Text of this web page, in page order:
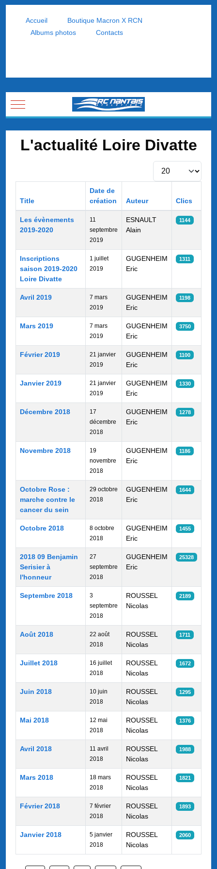
Accueil
Boutique Macron X RCN
Albums photos
Contacts
Mobile Menu Toggle
L'actualité Loire Divatte
Title
Date de
création
Auteur Clics
Les évènements
2019-2020
11
septembre
2019
ESNAULT
Alain
1144
Inscriptions
saison 2019-2020
Loire Divatte
1 juillet
2019
GUGENHEIM
Eric
1311
Avril 2019
7 mars
2019
GUGENHEIM
Eric
1198
Mars 2019
7 mars
2019
GUGENHEIM
Eric
3750
Février 2019
21 janvier
2019
GUGENHEIM
Eric
1100
Janvier 2019
21 janvier
2019
GUGENHEIM
Eric
1330
Décembre 2018
17
décembre
2018
GUGENHEIM
Eric
1278
Novembre 2018
19
novembre
2018
GUGENHEIM
Eric
1186
Octobre Rose :
marche contre le
cancer du sein
29 octobre
2018
GUGENHEIM
Eric
1644
Octobre 2018
8 octobre
2018
GUGENHEIM
Eric
1455
2018 09 Benjamin
Serisier à
l'honneur
27
septembre
2018
GUGENHEIM
Eric
25328
Septembre 2018
3
septembre
2018
ROUSSEL
Nicolas
2189
Août 2018
22 août
2018
ROUSSEL
Nicolas
1711
Juillet 2018
16 juillet
2018
ROUSSEL
Nicolas
1672
Juin 2018
10 juin
2018
ROUSSEL
Nicolas
1295
Mai 2018
12 mai
2018
ROUSSEL
Nicolas
1376
Avril 2018
11 avril
2018
ROUSSEL
Nicolas
1988
Mars 2018
18 mars
2018
ROUSSEL
Nicolas
1821
Février 2018
7 février
2018
ROUSSEL
Nicolas
1893
Janvier 2018
5 janvier
2018
ROUSSEL
Nicolas
2060